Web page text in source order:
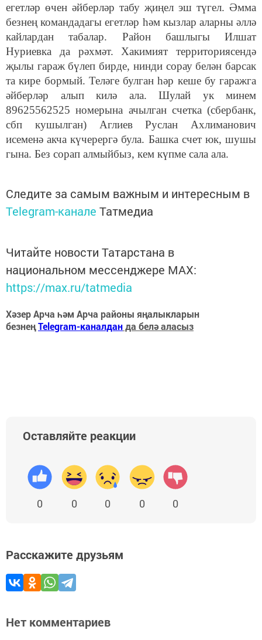
егетләр өчен әйберләр табу җиңел эш түгел. Әмма
безнең командадагы егетләр һәм кызлар аларны әллә
кайлардан табалар. Район башлыгы Илшат
Нуриевка да рәхмәт. Хакимият территориясендә
җылы гараж бүлеп бирде, нинди сорау белән барсак
та кире бормый. Теләге булган һәр кеше бу гаражга
әйберләр алып килә ала. Шулай ук минем
89625562525 номерына ачылган счетка (сбербанк,
сбп кушылган) Аглиев Руслан Ахлиманович
исеменә акча күчерергә була. Башка счет юк, шушы
гына. Без сорап алмыйбыз, кем күпме сала ала.
Следите за самым важным и интересным в
Telegram-канале Татмедиа
Читайте новости Татарстана в
национальном мессенджере MАХ:
https://max.ru/tatmedia
Хәзер Арча һәм Арча районы яңалыкларын
безнеңTelegram-каналданда белә аласыз
Оставляйте реакции
0 0 0 0 0
Расскажите друзьям
Нет комментариев